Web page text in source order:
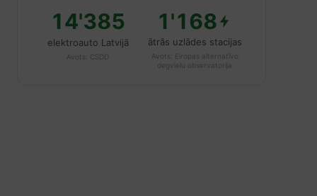
14'385
elektroauto Latvijā
Avots: CSDD
1'168
ātrās uzlādes stacijas
Avots: Eiropas alternatīvo
degvielu observatorija